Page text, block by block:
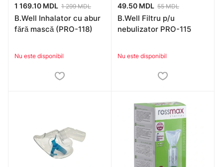
1 169.10 MDL 1 299 MDL
B.Well Inhalator cu abur
fără mască (PRO-118)
Nu este disponibil
49.50 MDL 55 MDL
B.Well Filtru p/u
nebulizator PRO-115
Nu este disponibil